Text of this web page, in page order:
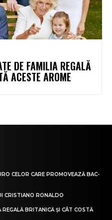
DE FAMILIA REGALĂ
ACESTE AROME
CELOR CARE PROMOVEAZĂ BAC-
CRISTIANO RONALDO
REGALĂ BRITANICĂ ȘI CÂT COSTĂ